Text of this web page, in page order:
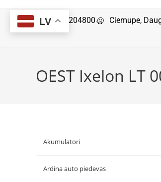
29204800 Ciemupe,
OEST Ixelon LT
Akumulatori
Ardina auto piedevas
LV